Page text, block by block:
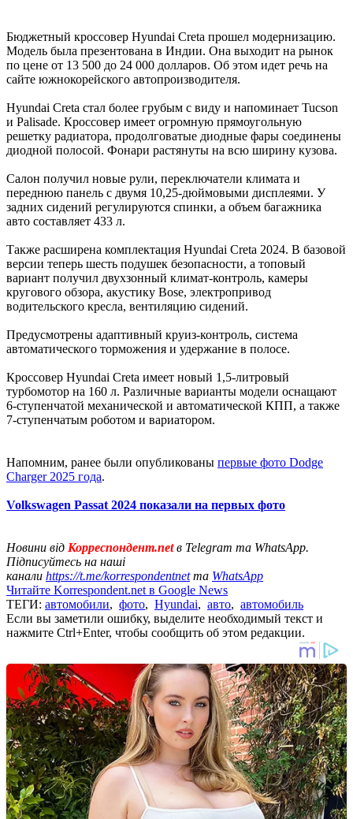
Бюджетный кроссовер Hyundai Creta прошел модернизацию.
Модель была презентована в Индии. Она выходит на рынок
по цене от 13 500 до 24 000 долларов. Об этом идет речь на
сайте южнокорейского автопроизводителя.
Hyundai Creta стал более грубым с виду и напоминает Tucson
и Palisade. Кроссовер имеет огромную прямоугольную
решетку радиатора, продолговатые диодные фары соединены
диодной полосой. Фонари растянуты на всю ширину кузова.
Салон получил новые рули, переключатели климата и
переднюю панель с двумя 10,25-дюймовыми дисплеями. У
задних сидений регулируются спинки, а объем багажника
авто составляет 433 л.
Также расширена комплектация Hyundai Creta 2024. В базовой
версии теперь шесть подушек безопасности, а топовый
вариант получил двухзонный климат-контроль, камеры
кругового обзора, акустику Bose, электропривод
водительского кресла, вентиляцию сидений.
Предусмотрены адаптивный круиз-контроль, система
автоматического торможения и удержание в полосе.
Кроссовер Hyundai Creta имеет новый 1,5-литровый
турбомотор на 160 л. Различные варианты модели оснащают
6-ступенчатой механической и автоматической КПП, а также
7-ступенчатым роботом и вариатором.
Напомним, ранее были опубликованы первые фото Dodge
Charger 2025 года.
Volkswagen Passat 2024 показали на первых фото
Новини від Корреспондент.netв Telegram та WhatsApp.
Підписуйтесь на наші
канали https://t.me/korrespondentnetта WhatsApp
Читайте Korrespondent.net в Google News
ТЕГИ: автомобили, фото, Hyundai, авто, автомобиль
Если вы заметили ошибку, выделите необходимый текст и
нажмите Ctrl+Enter, чтобы сообщить об этом редакции.